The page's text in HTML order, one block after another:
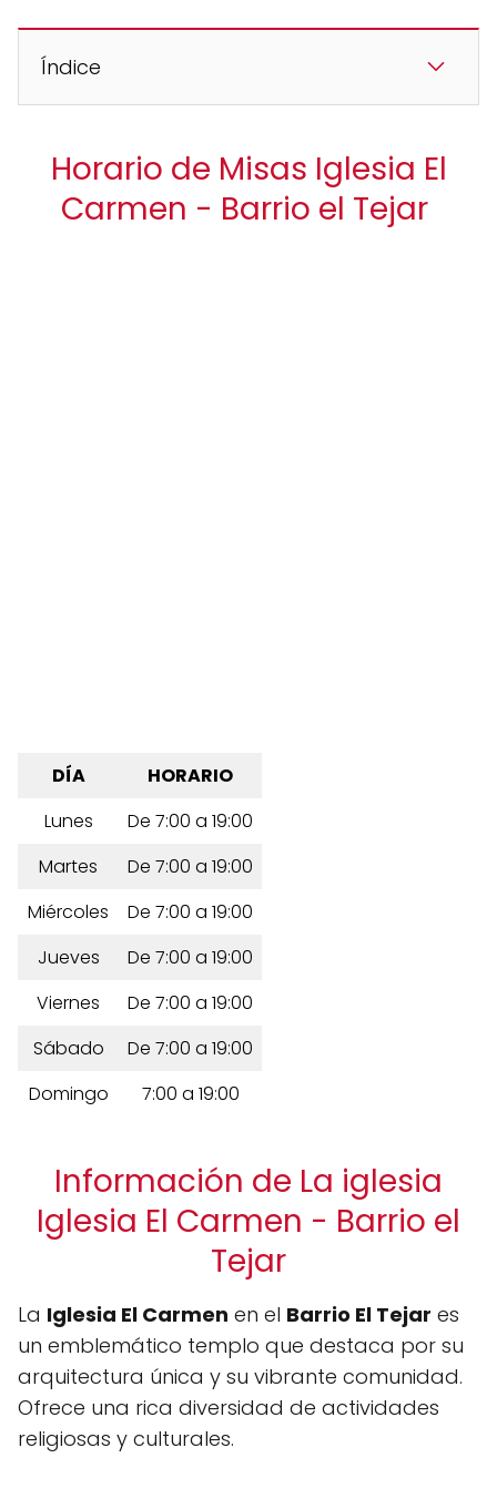
Índice
Horario de Misas Iglesia El
Carmen - Barrio el Tejar
DÍA
HORARIO
Lunes
De 7:00 a 19:00
Martes
De 7:00 a 19:00
Miércoles
De 7:00 a 19:00
Jueves
De 7:00 a 19:00
Viernes
De 7:00 a 19:00
Sábado
De 7:00 a 19:00
Domingo
7:00 a 19:00
Información de La iglesia
Iglesia El Carmen - Barrio el
Tejar
La Iglesia El Carmen en el Barrio El Tejar es
un emblemático templo que destaca por su
arquitectura única y su vibrante comunidad.
Ofrece una rica diversidad de actividades
religiosas y culturales.